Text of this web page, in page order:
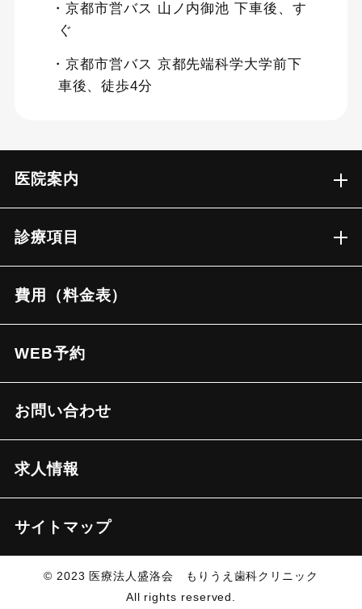
・京都市営バス 山ノ内御池 下車後、す
ぐ
・京都市営バス 京都先端科学大学前下
車後、徒歩4分
医院案内
診療項目
費用（料金表）
WEB予約
お問い合わせ
求人情報
サイトマップ
© 2023 医療法人盛洛会 もりうえ歯科クリニック
All rights reserved.